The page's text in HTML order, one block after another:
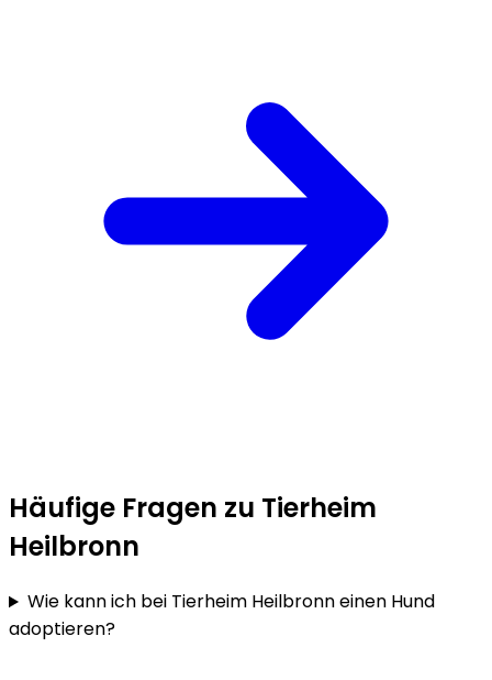
Häufige Fragen zu Tierheim
Heilbronn
Wie kann ich bei Tierheim Heilbronn einen Hund
adoptieren?